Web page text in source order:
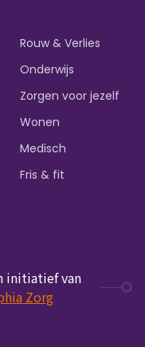
Rouw & Verlies
Onderwijs
Zorgen voor jezelf
Wonen
Medisch
Fris & fit
initiatief van
Zorg